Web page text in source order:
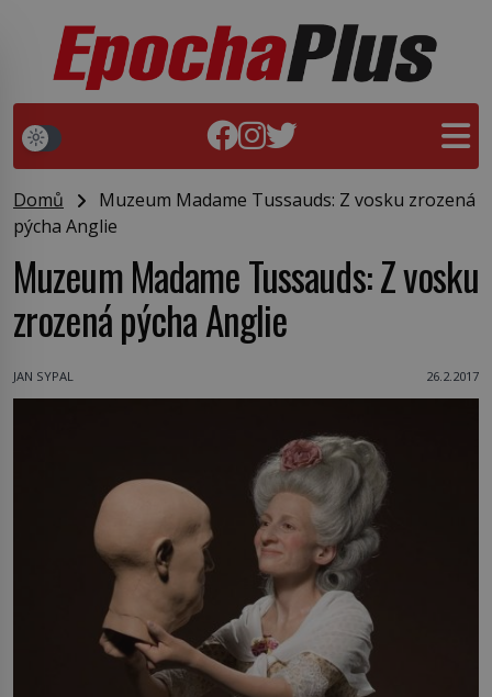
Domů
Muzeum Madame Tussauds: Z vosku zrozená
pýcha Anglie
Muzeum Madame Tussauds: Z vosku
zrozená pýcha Anglie
JAN SYPAL 26.2.2017